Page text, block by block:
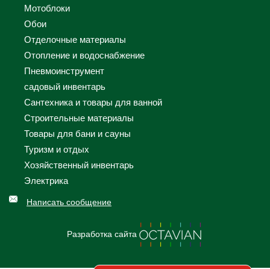
Мотоблоки
Обои
Отделочные материалы
Отопление и водоснабжение
Пневмоинструмент
садовый инвентарь
Сантехника и товары для ванной
Строительные материалы
Товары для бани и сауны
Туризм и отдых
Хозяйственный инвентарь
Электрика
Написать сообщение
Разработка сайта